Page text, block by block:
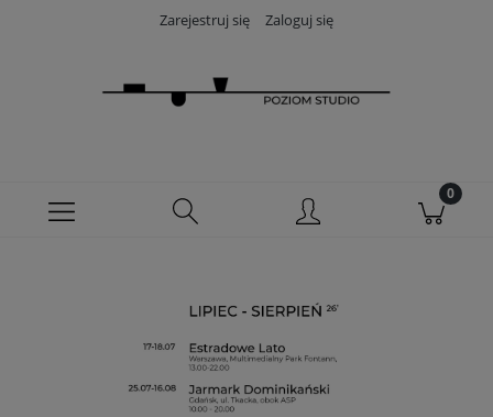
Zarejestruj się Zaloguj się